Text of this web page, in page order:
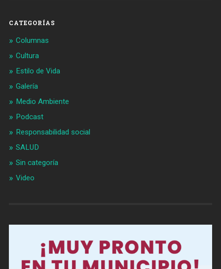
CATEGORÍAS
Columnas
Cultura
Estilo de Vida
Galería
Medio Ambiente
Podcast
Responsabilidad social
SALUD
Sin categoría
Video